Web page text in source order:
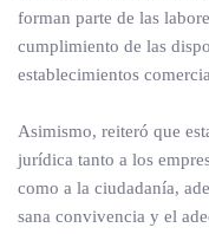
forman parte de las
cumplimiento de las
establecimientos
Asimismo, reiteró que
jurídica tanto a los
como a la ciudadanía,
sana convivencia y el